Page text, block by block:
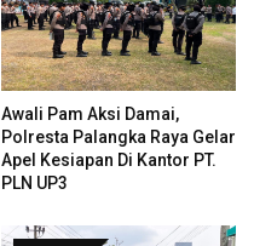
Awali Pam Aksi Damai,
Polresta Palangka Raya Gelar
Apel Kesiapan Di Kantor PT.
PLN UP3